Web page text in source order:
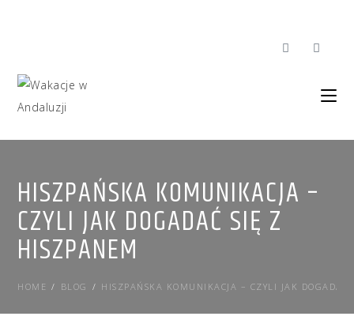
HISZPAŃSKA KOMUNIKACJA –
CZYLI JAK DOGADAĆ SIĘ Z
HISZPANEM
HOME / BLOG / HISZPAŃSKA KOMUNIKACJA – CZYLI JAK